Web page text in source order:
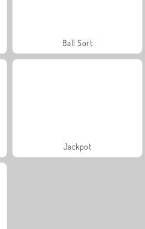
Ball Sort
Jackpot